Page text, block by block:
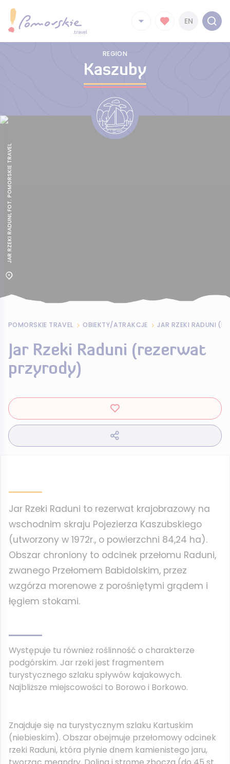
EN
REGION
Kaszuby
JAR RZEKI RADUNI, FOT. POMORSKIE TRAVEL
POMORSKIE TRAVEL OBIEKTY/ATRAKCJE JAR RZEKI RADUNI
Jar Rzeki Raduni (rezerwat
przyrody)
Jar Rzeki Raduni to rezerwat krajobrazowy na
wschodnim skraju Pojezierza Kaszubskiego
(utworzony w 1972r., o powierzchni 84,24 ha).
Obszar chroniony to odcinek przełomu Raduni,
zwanego Przełomem Babidolskim, przez
wzgórza morenowe z porośniętymi grądem i
łęgiem stokami.
Występuje tu również roślinność o charakterze
podgórskim. Jar rzeki jest fragmentem
turystycznego szlaku spływów kajakowych.
Najbliższe miejscowości to Borowo i Borkowo.
Znajduje się na turystycznym szlaku Kartuskim
(niebieskim). Obszar obejmuje przełomowy odcinek
rzeki Raduni, która płynie dnem kamienistego jaru,